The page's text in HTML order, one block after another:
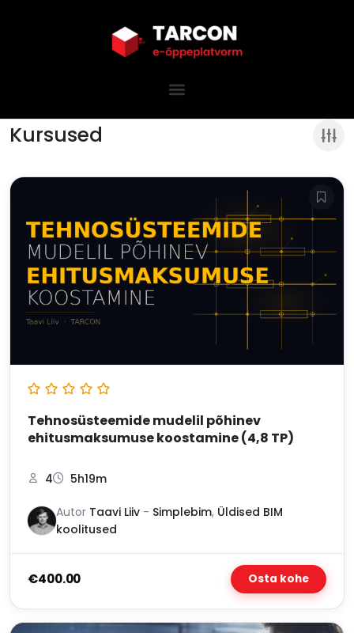
Kursused
Tehnosüsteemide mudelil põhinev
ehitusmaksumuse koostamine (4,8 TP)
4 5h19m
Autor Taavi Liiv - Simplebim, Üldised BIM
koolitused
€400.00 Osta kohe